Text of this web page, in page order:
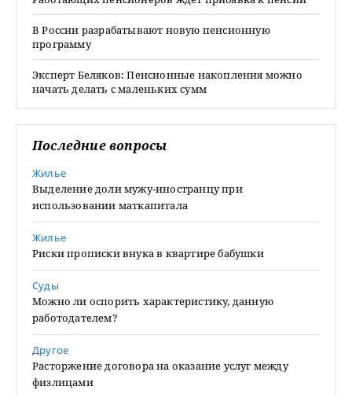
В России разрабатывают новую пенсионную
программу
Эксперт Беляков: Пенсионные накопления можно
начать делать с маленьких сумм
Последние вопросы
Жилье
Выделение доли мужу-иностранцу при
использовании маткапитала
Жилье
Риски прописки внука в квартире бабушки
Суды
Можно ли оспорить характеристику, данную
работодателем?
Другое
Расторжение договора на оказание услуг между
физлицами